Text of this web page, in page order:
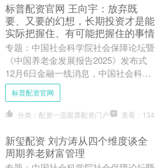
标普配资官网 王向宇：放弃既
要、又要的幻想，长期投资才是能
实际把握住、有可能把握住的事情
专题：中国社会科学院社会保障论坛暨
《中国养老金发展报告2025》发布式
12月6日金融一线消息，中国社会科学
院社会保障论坛暨《中国养老金发展报
告2025》发布会....
标普配资官网
分类：配资一流股票配资门户 查看：134
新玺配资 刘方涛从四个维度谈全
周期养老财富管理